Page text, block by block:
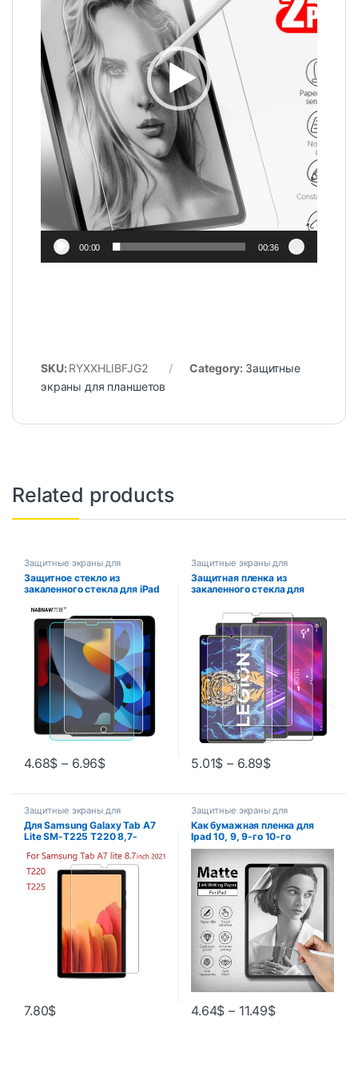
00:00 00:36
SKU: RYXXHLIBFJG2 Category: Защитные
экраны для планшетов
Related products
Защитные экраны для
планшетов
Защитное стекло из
закаленного стекла для iPad
Новый iPad 10 9 8 7 6 5 Air 4 3
2 Mini iPad 2020 2021 2022
4.68$ – 6.96$
Защитные экраны для
планшетов
Защитная пленка из
закаленного стекла для
Gen 2 M10 FHD Plus 2-го 3-го
поколения M9 M8 M7 Legion
Y700 YOGA Tab 11
5.01$ – 6.89$
Защитные экраны для
планшетов
Для Samsung Galaxy Tab A7
Lite SM-T225 T220 8,7-
для экрана, защита от
царапин, твердость 9H,
закаленное стекло для
планшета 2021
7.80$
Защитные экраны для
планшетов
Как бумажная пленка для
Ipad 10, 9, 9-го 10-го
поколения Pro 13 11 12,9 Air 5
4 3 2 M4 M2 Mini 6 10,2 10,9
2024 Матовая защитная
пленка для экрана
4.64$ – 11.49$